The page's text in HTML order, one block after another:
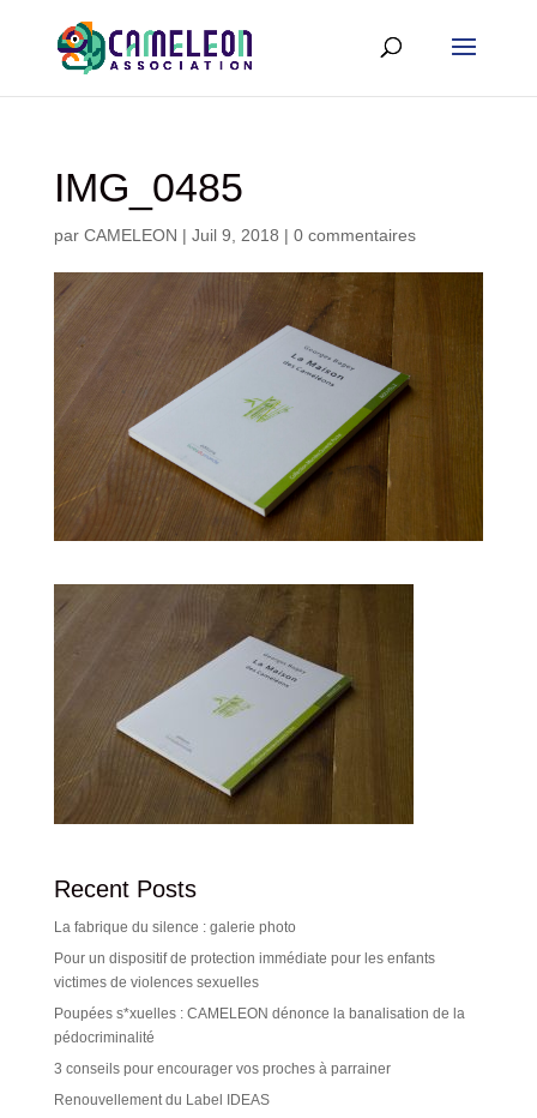
IMG_0485
par CAMELEON | Juil 9, 2018 | 0 commentaires
Recent Posts
La fabrique du silence : galerie photo
Pour un dispositif de protection immédiate pour les enfants
victimes de violences sexuelles
Poupées s*xuelles : CAMELEON dénonce la banalisation de la
pédocriminalité
3 conseils pour encourager vos proches à parrainer
Renouvellement du Label IDEAS